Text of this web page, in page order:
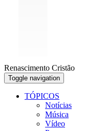
Renascimento Cristão
Toggle navigation
TÓPICOS
Notícias
Música
Vídeo